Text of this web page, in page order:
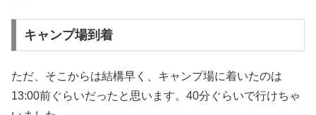
キャンプ場到着
ただ、そこからは結構早く、キャンプ場に着いたのは
13:00前ぐらいだったと思います。40分ぐらいで行けちゃ